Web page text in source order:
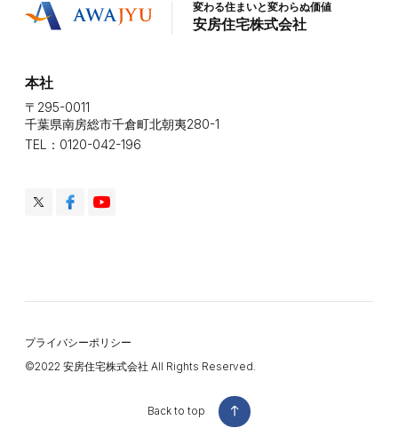
変わる住まいと変わらぬ価値
安房住宅株式会社
本社
〒295-0011
千葉県南房総市千倉町北朝夷280-1
TEL：0120-042-196
プライバシーポリシー
©️2022 安房住宅株式会社 All Rights Reserved.
Back to top